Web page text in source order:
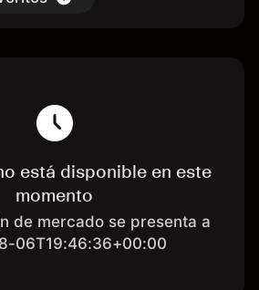
está disponible en este
momento
de mercado se presenta a
06T19:46:36+00:00